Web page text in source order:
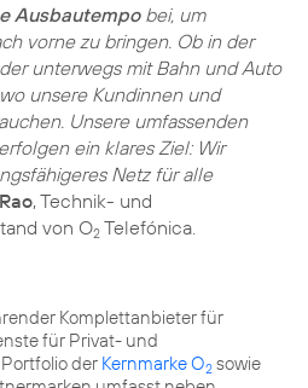
Ausbautempobei, um
vorne zu bringen. Ob in der
unterwegs mit Bahn und Auto
unsere Kundinnen und
Unsere umfassenden
ein klares Ziel: Wir
Netz für alle
, Technik- und
von O2 Telefónica.
Komplettanbieter für
für Privat- und
der Kernmarke O2 sowie